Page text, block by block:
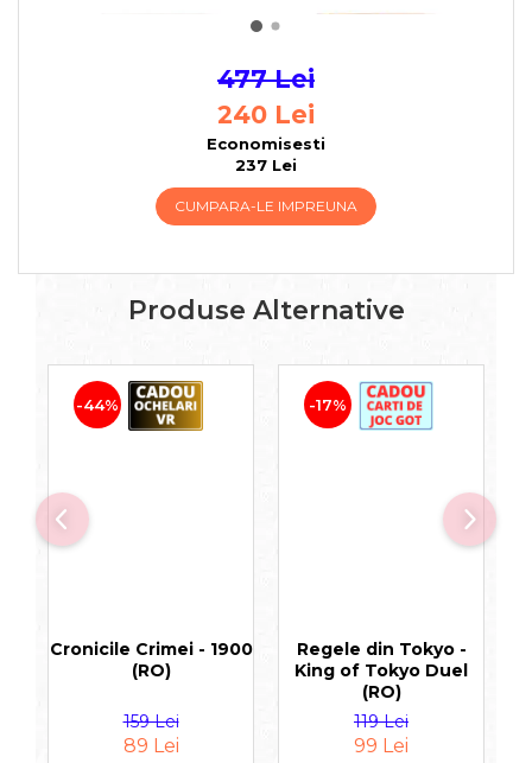
477 Lei
240 Lei
Economisesti
237 Lei
CUMPARA-LE IMPREUNA
Produse Alternative
-44%
Cronicile Crimei - 1900
(RO)
159 Lei
89 Lei
-17%
Regele din Tokyo -
King of Tokyo Duel
(RO)
119 Lei
99 Lei